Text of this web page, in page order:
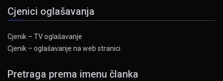
Cjenici oglašavanja
Cjenik – TV oglašavanje
Cjenik – oglašavanje na web stranici
Pretraga prema imenu članka